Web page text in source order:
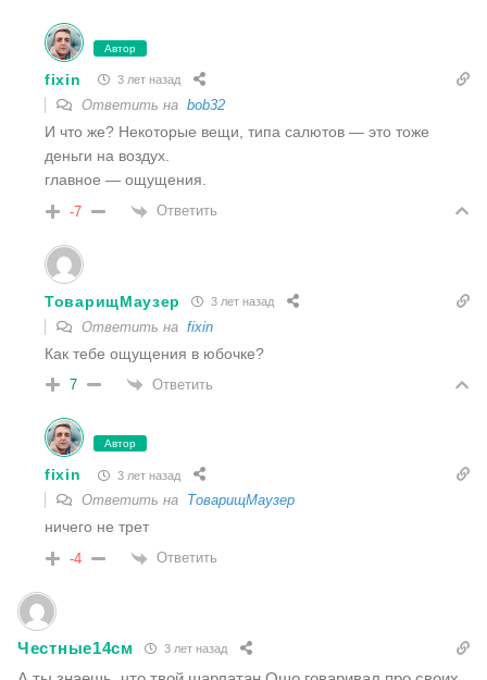
Автор
fixin 3 лет назад
Ответить на bob32
И что же? Некоторые вещи, типа салютов — это тоже
деньги на воздух.
главное — ощущения.
-7 Ответить
ТоварищМаузер 3 лет назад
Ответить на fixin
Как тебе ощущения в юбочке?
7 Ответить
Автор
fixin 3 лет назад
Ответить на ТоварищМаузер
ничего не трет
-4 Ответить
Честные14см 3 лет назад